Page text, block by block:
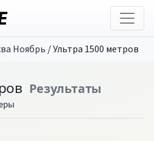
Ноябрь /Ультра 1500 метров
Результаты